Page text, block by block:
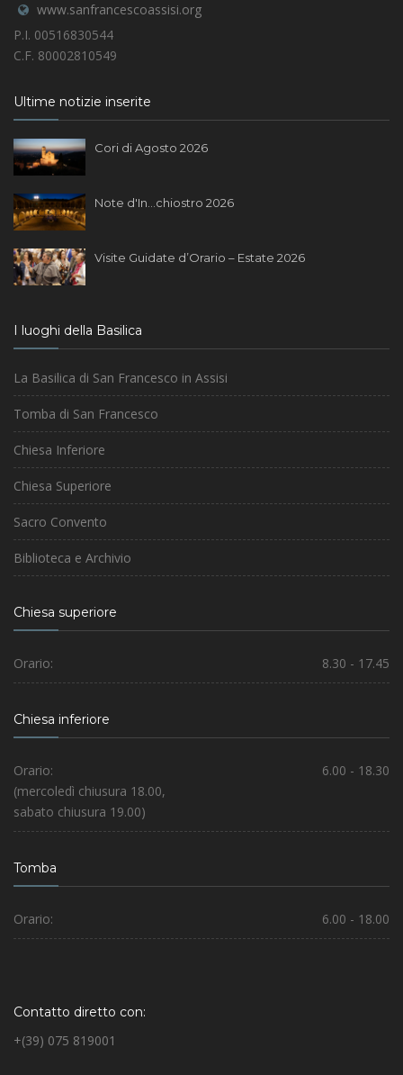
www.sanfrancescoassisi.org
P.I. 00516830544
C.F. 80002810549
Ultime notizie inserite
Cori di Agosto 2026
Note d'In...chiostro 2026
Visite Guidate d’Orario – Estate 2026
I luoghi della Basilica
La Basilica di San Francesco in Assisi
Tomba di San Francesco
Chiesa Inferiore
Chiesa Superiore
Sacro Convento
Biblioteca e Archivio
Chiesa superiore
Orario: 8.30 - 17.45
Chiesa inferiore
Orario:
6.00 - 18.30
(mercoledì chiusura 18.00,
sabato chiusura 19.00)
Tomba
Orario: 6.00 - 18.00
Contatto diretto con:
+(39) 075 819001